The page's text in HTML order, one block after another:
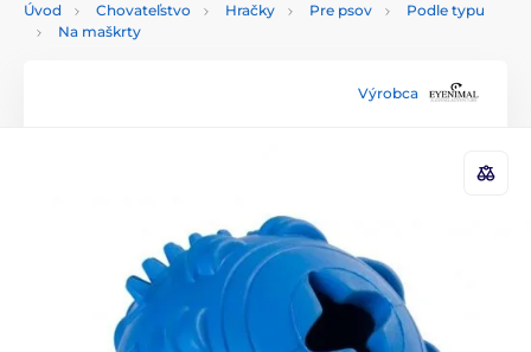
Úvod Chovateľstvo Hračky Pre psov
Podle typu
Na maškrty
Výrobca